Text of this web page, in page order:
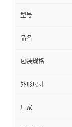
型号
品名
包装规格
外形尺寸
厂家